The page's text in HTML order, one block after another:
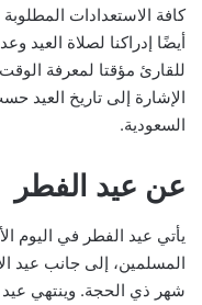
كافة الاستعدادات
أيضًا إدراكنا لصلاة العيد
للقارئ مؤقتا لمعرفة
الإشارة إلى تاريخ العيد
السعودية.
عن عيد الفطر
يأتي عيد الفطر في اليوم
المسلمين، إلى جانب عيد
شهر ذي الحجة. وينتهي عيد